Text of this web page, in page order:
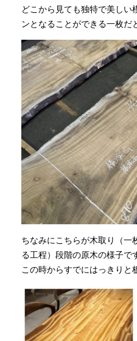
どこから見ても独特で美しい
ンとなることができる一枚だ
ちなみにこちらが木取り（一
る工程）段階の原木の様子で
この時からすでにはっきりと